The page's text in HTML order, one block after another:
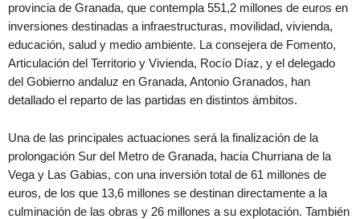
provincia de Granada, que contempla 551,2 millones de euros en
inversiones destinadas a infraestructuras, movilidad, vivienda,
educación, salud y medio ambiente. La consejera de Fomento,
Articulación del Territorio y Vivienda, Rocío Díaz, y el delegado
del Gobierno andaluz en Granada, Antonio Granados, han
detallado el reparto de las partidas en distintos ámbitos.
Una de las principales actuaciones será la finalización de la
prolongación Sur del Metro de Granada, hacia Churriana de la
Vega y Las Gabias, con una inversión total de 61 millones de
euros, de los que 13,6 millones se destinan directamente a la
culminación de las obras y 26 millones a su explotación. También